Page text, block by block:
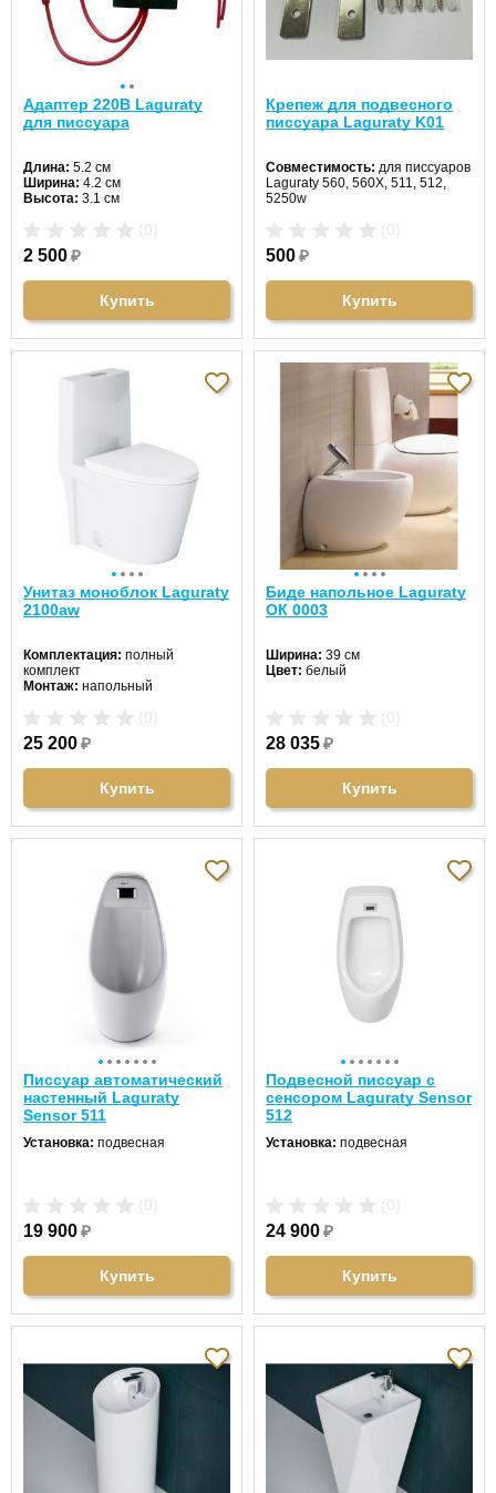
Адаптер 220В Laguraty
для писсуара
Длина: 5.2 см
Ширина: 4.2 см
Высота: 3.1 см
2 500₽
Купить
Крепеж для подвесного
писсуара Laguraty K01
Совместимость: для писсуаров
Laguraty 560, 560X, 511, 512,
5250w
500₽
Купить
Унитаз моноблок Laguraty
2100aw
Комплектация: полный
комплект
Монтаж: напольный
Цвет унитаза:
Длина:65 см
77 см
25 200₽
Купить
Биде напольное Laguraty
ОК 0003
Ширина: 39 см
Цвет: белый
28 035₽
Купить
Писсуар автоматический
настенный Laguraty
Sensor 511
Установка: подвесная
19 900₽
Купить
Подвесной писсуар с
сенсором Laguraty Sensor
512
Установка: подвесная
24 900₽
Купить